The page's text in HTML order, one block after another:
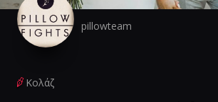
pillowteam
Κολάζ